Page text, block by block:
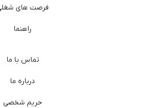
فرصت های
راهنما
تماس با ما
درباره ما
حریم شخصی